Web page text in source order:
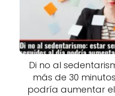
Di no al
más de 30
podría aumentar